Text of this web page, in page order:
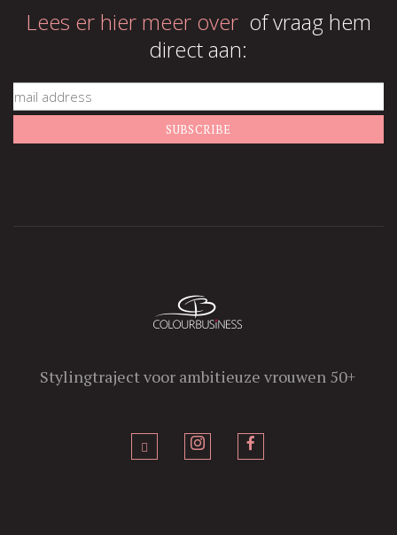
Lees er hier meer over of vraag hem
direct aan:
Stylingtraject voor ambitieuze vrouwen 50+